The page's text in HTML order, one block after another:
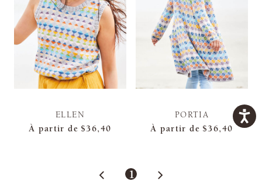
ELLEN
À partir de $36,40
PORTIA
À partir de $36,40
1